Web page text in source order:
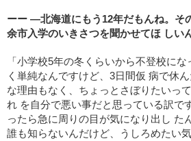
ーー ―北海道にもう12年だもんね。そ
余市入学のいきさつを聞かせてほ しい
「小学校5年の冬くらいから不登校に
く単純なんですけど、3日間仮 病で休
な理由もなく、ちょっとさぼりたいっ
れ を自分で悪い事だと思っている訳で
ったら急に周りの目が気になり出し た
誰も知らないんだけど、うしろめたい